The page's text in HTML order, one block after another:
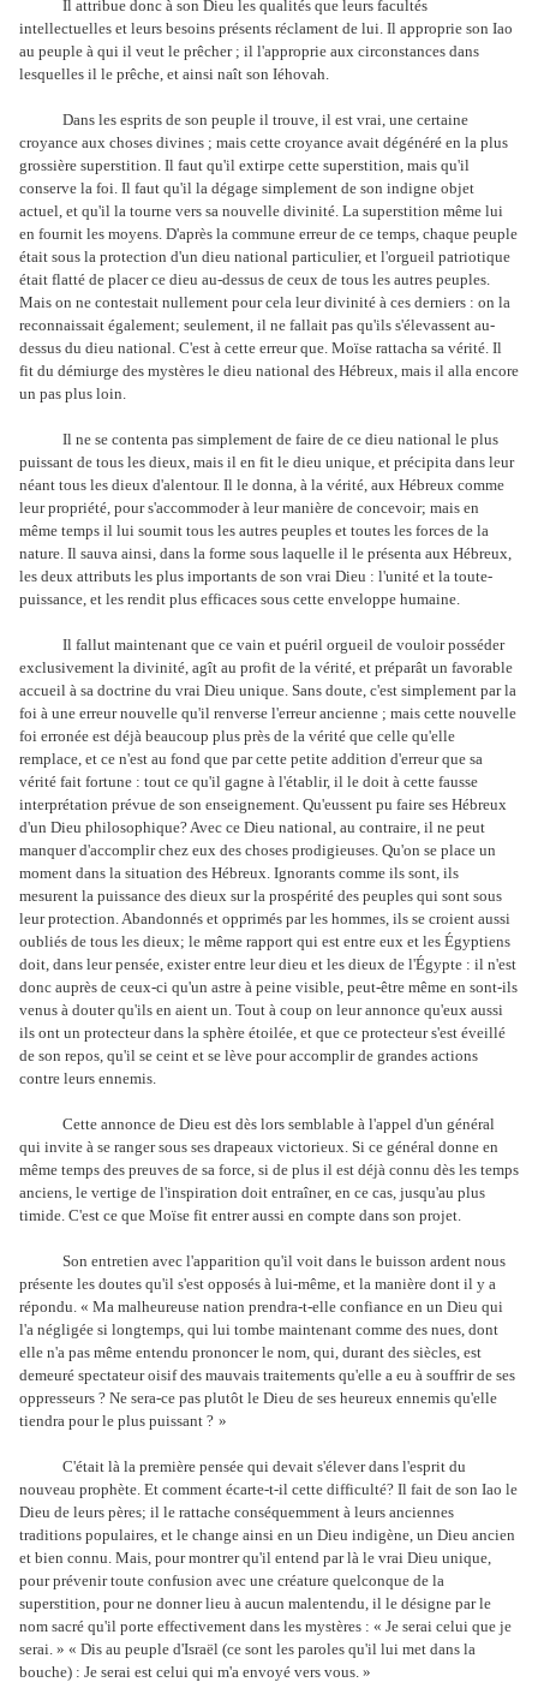
Il attribue donc à son Dieu les qualités que leurs facultés
intellectuelles et leurs besoins présents réclament de lui. Il approprie son Iao
au peuple à qui il veut le prêcher ; il l'approprie aux circonstances dans
lesquelles il le prêche, et ainsi naît son Iéhovah.
Dans les esprits de son peuple il trouve, il est vrai, une certaine
croyance aux choses divines ; mais cette croyance avait dégénéré en la plus
grossière superstition. Il faut qu'il extirpe cette superstition, mais qu'il
conserve la foi. Il faut qu'il la dégage simplement de son indigne objet
actuel, et qu'il la tourne vers sa nouvelle divinité. La superstition même lui
en fournit les moyens. D'après la commune erreur de ce temps, chaque peuple
était sous la protection d'un dieu national particulier, et l'orgueil patriotique
était flatté de placer ce dieu au-dessus de ceux de tous les autres peuples.
Mais on ne contestait nullement pour cela leur divinité à ces derniers : on la
reconnaissait également; seulement, il ne fallait pas qu'ils s'élevassent au-
dessus du dieu national. C'est à cette erreur que. Moïse rattacha sa vérité. Il
fit du démiurge des mystères le dieu national des Hébreux, mais il alla encore
un pas plus loin.
Il ne se contenta pas simplement de faire de ce dieu national le plus
puissant de tous les dieux, mais il en fit le dieu unique, et précipita dans leur
néant tous les dieux d'alentour. Il le donna, à la vérité, aux Hébreux comme
leur propriété, pour s'accommoder à leur manière de concevoir; mais en
même temps il lui soumit tous les autres peuples et toutes les forces de la
nature. Il sauva ainsi, dans la forme sous laquelle il le présenta aux Hébreux,
les deux attributs les plus importants de son vrai Dieu : l'unité et la toute-
puissance, et les rendit plus efficaces sous cette enveloppe humaine.
Il fallut maintenant que ce vain et puéril orgueil de vouloir posséder
exclusivement la divinité, agît au profit de la vérité, et préparât un favorable
accueil à sa doctrine du vrai Dieu unique. Sans doute, c'est simplement par la
foi à une erreur nouvelle qu'il renverse l'erreur ancienne ; mais cette nouvelle
foi erronée est déjà beaucoup plus près de la vérité que celle qu'elle
remplace, et ce n'est au fond que par cette petite addition d'erreur que sa
vérité fait fortune : tout ce qu'il gagne à l'établir, il le doit à cette fausse
interprétation prévue de son enseignement. Qu'eussent pu faire ses Hébreux
d'un Dieu philosophique? Avec ce Dieu national, au contraire, il ne peut
manquer d'accomplir chez eux des choses prodigieuses. Qu'on se place un
moment dans la situation des Hébreux. Ignorants comme ils sont, ils
mesurent la puissance des dieux sur la prospérité des peuples qui sont sous
leur protection. Abandonnés et opprimés par les hommes, ils se croient aussi
oubliés de tous les dieux; le même rapport qui est entre eux et les Égyptiens
doit, dans leur pensée, exister entre leur dieu et les dieux de l'Égypte : il n'est
donc auprès de ceux-ci qu'un astre à peine visible, peut-être même en sont-ils
venus à douter qu'ils en aient un. Tout à coup on leur annonce qu'eux aussi
ils ont un protecteur dans la sphère étoilée, et que ce protecteur s'est éveillé
de son repos, qu'il se ceint et se lève pour accomplir de grandes actions
contre leurs ennemis.
Cette annonce de Dieu est dès lors semblable à l'appel d'un général
qui invite à se ranger sous ses drapeaux victorieux. Si ce général donne en
même temps des preuves de sa force, si de plus il est déjà connu dès les temps
anciens, le vertige de l'inspiration doit entraîner, en ce cas, jusqu'au plus
timide. C'est ce que Moïse fit entrer aussi en compte dans son projet.
Son entretien avec l'apparition qu'il voit dans le buisson ardent nous
présente les doutes qu'il s'est opposés à lui-même, et la manière dont il y a
répondu. « Ma malheureuse nation prendra-t-elle confiance en un Dieu qui
l'a négligée si longtemps, qui lui tombe maintenant comme des nues, dont
elle n'a pas même entendu prononcer le nom, qui, durant des siècles, est
demeuré spectateur oisif des mauvais traitements qu'elle a eu à souffrir de ses
oppresseurs ? Ne sera-ce pas plutôt le Dieu de ses heureux ennemis qu'elle
tiendra pour le plus puissant ? »
C'était là la première pensée qui devait s'élever dans l'esprit du
nouveau prophète. Et comment écarte-t-il cette difficulté? Il fait de son Iao le
Dieu de leurs pères; il le rattache conséquemment à leurs anciennes
traditions populaires, et le change ainsi en un Dieu indigène, un Dieu ancien
et bien connu. Mais, pour montrer qu'il entend par là le vrai Dieu unique,
pour prévenir toute confusion avec une créature quelconque de la
superstition, pour ne donner lieu à aucun malentendu, il le désigne par le
nom sacré qu'il porte effectivement dans les mystères : « Je serai celui que je
serai. » « Dis au peuple d'Israël (ce sont les paroles qu'il lui met dans la
bouche) : Je serai est celui qui m'a envoyé vers vous. »